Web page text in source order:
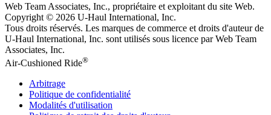
Web Team Associates, Inc., propriétaire et exploitant du site Web.
Copyright © 2026 U-Haul International, Inc.
Tous droits réservés. Les marques de commerce et droits d'auteur de
U-Haul International, Inc. sont utilisés sous licence par Web Team
Associates, Inc.
Air-Cushioned Ride®
Arbitrage
Politique de confidentialité
Modalités d'utilisation